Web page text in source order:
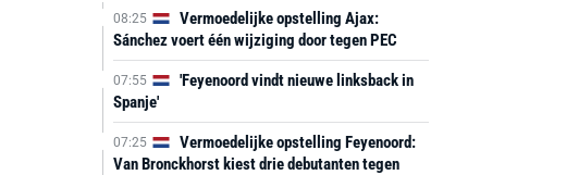
08:25
Vermoedelijke opstelling Ajax:
Sánchez voert één wijziging door tegen PEC
07:55
'Feyenoord vindt nieuwe linksback in
Spanje'
07:25
Vermoedelijke opstelling Feyenoord:
Van Bronckhorst kiest drie debutanten tegen